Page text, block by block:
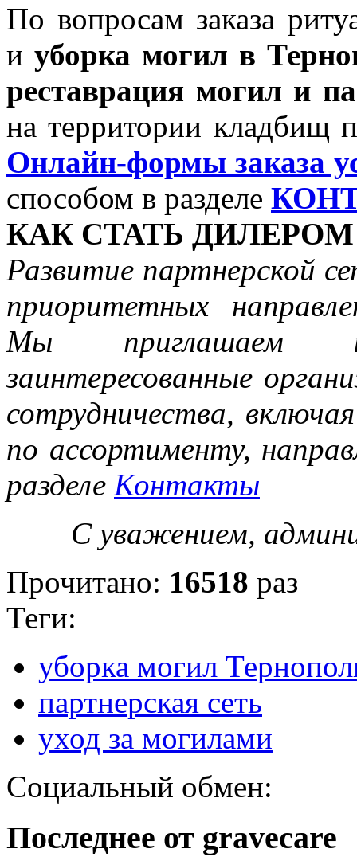
По вопросам заказа
и уборка могил в
реставрация могил и
на территории кладбищ
Онлайн-формы заказа
способом в разделе
КАК СТАТЬ ДИЛЕРОМ
Развитие партнерской
приоритетных
Мы приглашаем
заинтересованные
сотрудничества,
по ассортименту,
разделе Контакты
С уважением,
Прочитано: 16518 раз
Теги:
уборка могил
партнерская сеть
уход за могилами
Социальный обмен:
Последнее от gravecare